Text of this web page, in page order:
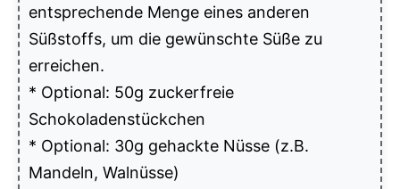
entsprechende Menge eines anderen
Süßstoffs, um die gewünschte Süße zu
erreichen.
* Optional: 50g zuckerfreie
Schokoladenstückchen
* Optional: 30g gehackte Nüsse (z.B.
Mandeln, Walnüsse)